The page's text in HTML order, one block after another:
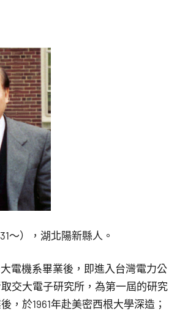
～），湖北陽新縣人。
電機系畢業後，即進入台灣電力公
交大電子研究所，為第一屆的研究
，於1961年赴美密西根大學深造；